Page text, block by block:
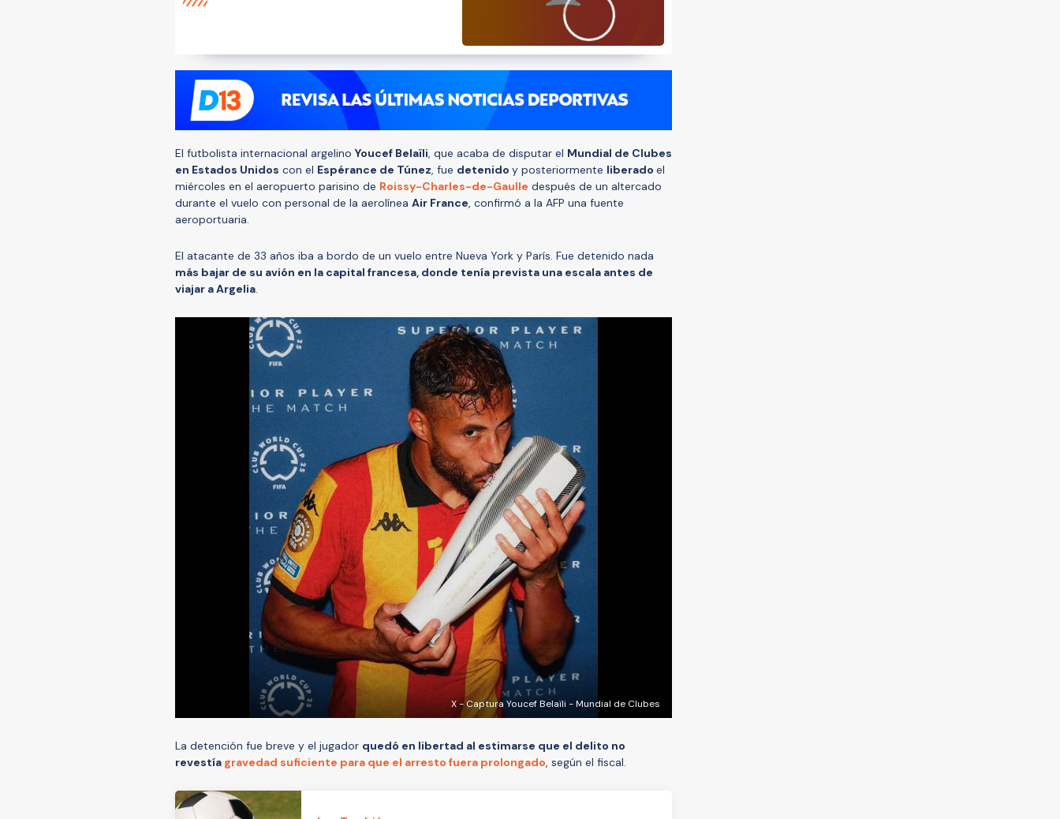
El futbolista internacional argelino Youcef Belaïli, que acaba de disputar el Mundial de Clubes
en Estados Unidos con el Espérance de Túnez, fue detenido y posteriormente liberado el
miércoles en el aeropuerto parisino de Roissy-Charles-de-Gaulle después de un altercado
durante el vuelo con personal de la aerolínea Air France, confirmó a la AFP una fuente
aeroportuaria.
El atacante de 33 años iba a bordo de un vuelo entre Nueva York y París. Fue detenido nada
más bajar de su avión en la capital francesa, donde tenía prevista una escala antes de
viajar a Argelia.
X - Captura Youcef Belaïli - Mundial de Clubes
La detención fue breve y el jugador quedó en libertad al estimarse que el delito no
revestía gravedad suficiente para que el arresto fuera prolongado, según el fiscal.